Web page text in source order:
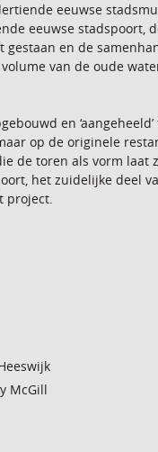
eeuwse
eeuwse stadspoort,
en de
van de oude
en
op de originele
de toren als vorm laat
het zuidelijke deel
project.
McGill